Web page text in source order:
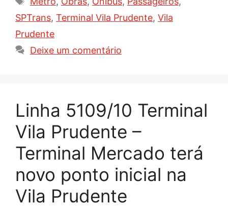
SPTrans, Terminal Vila Prudente, Vila
Prudente
Deixe um comentário
Linha 5109/10 Terminal
Vila Prudente –
Terminal Mercado terá
novo ponto inicial na
Vila Prudente